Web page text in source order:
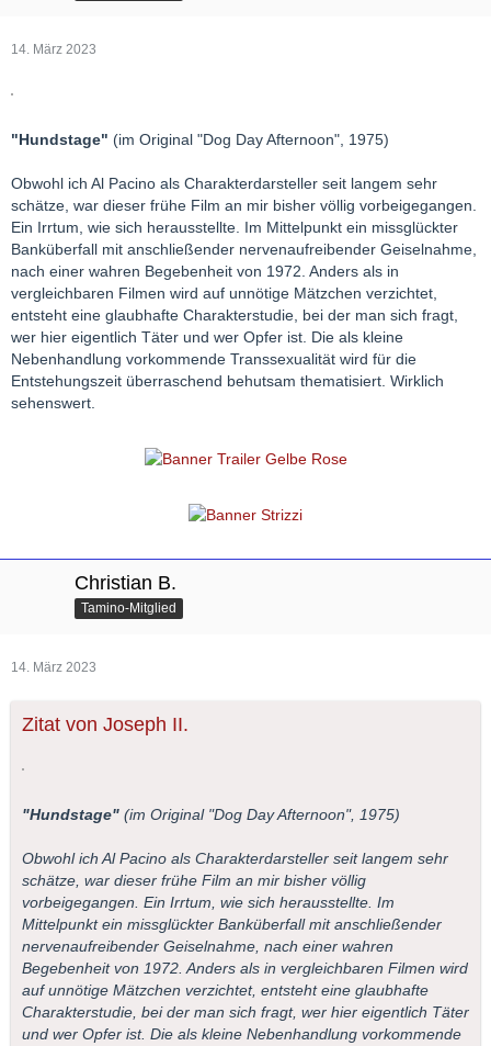
14. März 2023
"Hundstage" (im Original "Dog Day Afternoon", 1975)
Obwohl ich Al Pacino als Charakterdarsteller seit langem sehr
schätze, war dieser frühe Film an mir bisher völlig vorbeigegangen.
Ein Irrtum, wie sich herausstellte. Im Mittelpunkt ein missglückter
Banküberfall mit anschließender nervenaufreibender Geiselnahme,
nach einer wahren Begebenheit von 1972. Anders als in
vergleichbaren Filmen wird auf unnötige Mätzchen verzichtet,
entsteht eine glaubhafte Charakterstudie, bei der man sich fragt,
wer hier eigentlich Täter und wer Opfer ist. Die als kleine
Nebenhandlung vorkommende Transsexualität wird für die
Entstehungszeit überraschend behutsam thematisiert. Wirklich
sehenswert.
Christian B.
Tamino-Mitglied
14. März 2023
Zitat von Joseph II.
"Hundstage" (im Original "Dog Day Afternoon", 1975)
Obwohl ich Al Pacino als Charakterdarsteller seit langem sehr
schätze, war dieser frühe Film an mir bisher völlig
vorbeigegangen. Ein Irrtum, wie sich herausstellte. Im
Mittelpunkt ein missglückter Banküberfall mit anschließender
nervenaufreibender Geiselnahme, nach einer wahren
Begebenheit von 1972. Anders als in vergleichbaren Filmen wird
auf unnötige Mätzchen verzichtet, entsteht eine glaubhafte
Charakterstudie, bei der man sich fragt, wer hier eigentlich Täter
und wer Opfer ist. Die als kleine Nebenhandlung vorkommende